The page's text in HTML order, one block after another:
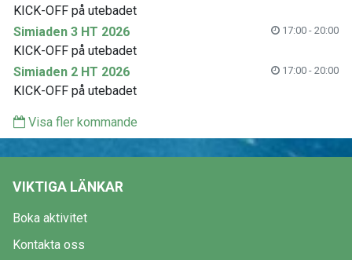
KICK-OFF på utebadet
Simiaden 3 HT 2026
17:00 - 20:00
KICK-OFF på utebadet
Simiaden 2 HT 2026
17:00 - 20:00
KICK-OFF på utebadet
Visa fler kommande
VIKTIGA LÄNKAR
Boka aktivitet
Kontakta oss